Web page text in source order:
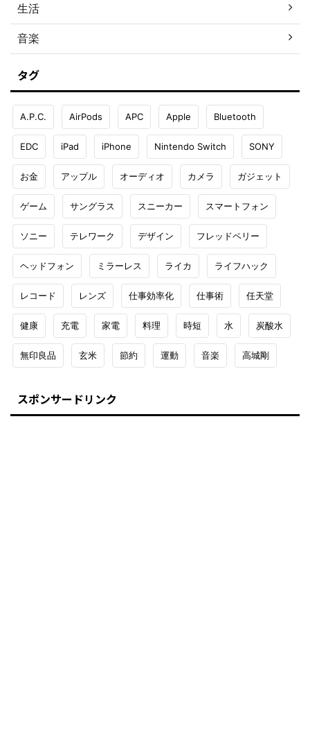
生活
音楽
タグ
A.P.C. AirPods APC Apple Bluetooth
EDC iPad iPhone Nintendo Switch SONY
お金 アップル オーディオ カメラ ガジェット
ゲーム サングラス スニーカー スマートフォン
ソニー テレワーク デザイン フレッドペリー
ヘッドフォン ミラーレス ライカ ライフハック
レコード レンズ 仕事効率化 仕事術 任天堂
健康 充電 家電 料理 時短 水 炭酸水
無印良品 玄米 節約 運動 音楽 高城剛
スポンサードリンク